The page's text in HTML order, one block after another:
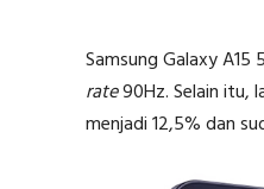
Samsung Galaxy
rate90Hz. Selain itu,
menjadi 12,5% dan